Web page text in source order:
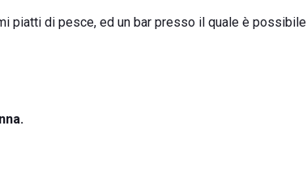
piatti di pesce, ed un bar presso il quale è possibile